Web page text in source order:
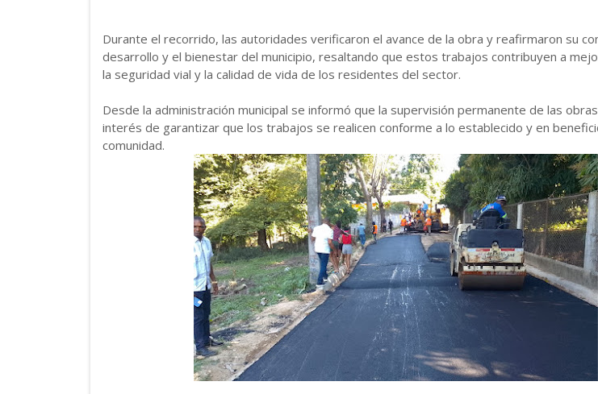
Durante el recorrido, las autoridades verificaron el avance de la obra y reafirmaron su
desarrollo y el bienestar del municipio, resaltando que estos trabajos contribuyen a
la seguridad vial y la calidad de vida de los residentes del sector.
Desde la administración municipal se informó que la supervisión permanente de las
interés de garantizar que los trabajos se realicen conforme a lo establecido y en
comunidad.